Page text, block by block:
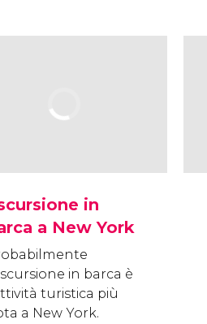
in
a New York
in barca è
turistica più
a New York.